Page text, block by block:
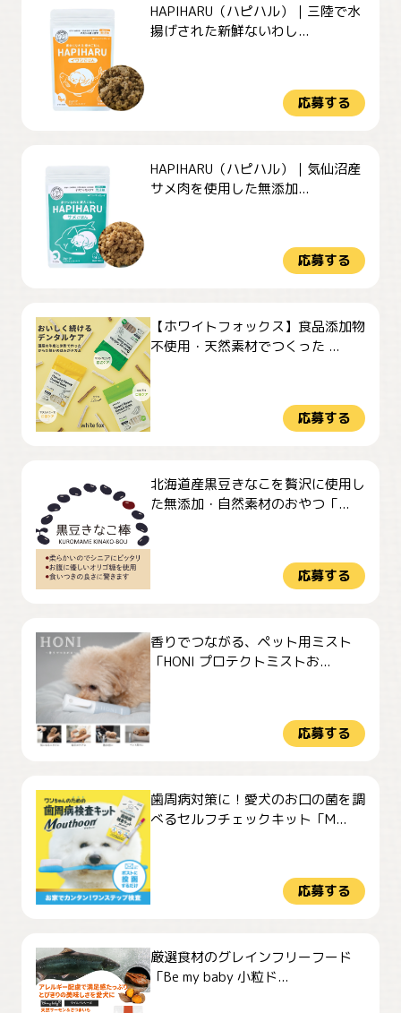
HAPIHARU（ハピハル）｜三陸で水
揚げされた新鮮ないわし...
応募する
HAPIHARU（ハピハル）｜気仙沼産
サメ肉を使用した無添加...
応募する
【ホワイトフォックス】食品添加物
不使用・天然素材でつくった ...
応募する
北海道産黒豆きなこを贅沢に使用し
た無添加・自然素材のおやつ「...
応募する
香りでつながる、ペット用ミスト
「HONI プロテクトミストお...
応募する
歯周病対策に！愛犬のお口の菌を調
べるセルフチェックキット「M...
応募する
厳選食材のグレインフリーフード
「Be my baby 小粒ド...